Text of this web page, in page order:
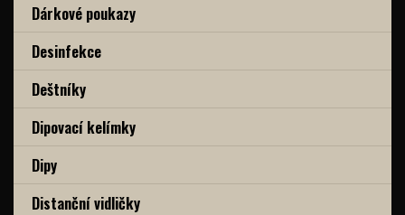
Dárkové poukazy
Desinfekce
Deštníky
Dipovací kelímky
Dipy
Distanční vidličky